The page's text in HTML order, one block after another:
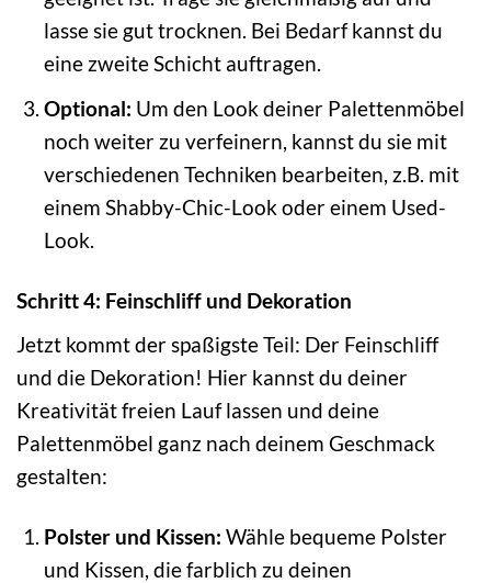
lasse sie gut trocknen. Bei Bedarf kannst du
eine zweite Schicht auftragen.
Optional: Um den Look deiner Palettenmöbel
noch weiter zu verfeinern, kannst du sie mit
verschiedenen Techniken bearbeiten, z.B. mit
einem Shabby-Chic-Look oder einem Used-
Look.
Schritt 4: Feinschliff und Dekoration
Jetzt kommt der spaßigste Teil: Der Feinschliff
und die Dekoration! Hier kannst du deiner
Kreativität freien Lauf lassen und deine
Palettenmöbel ganz nach deinem Geschmack
gestalten:
Polster und Kissen: Wähle bequeme Polster
und Kissen, die farblich zu deinen